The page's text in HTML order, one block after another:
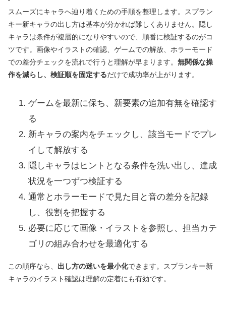
スムーズにキャラへ辿り着くための手順を整理します。スプラン
キー新キャラの出し方は基本が分かれば難しくありません。隠し
キャラは条件が複層的になりやすいので、順番に検証するのがコ
ツです。画像やイラストの確認、ゲームでの解放、ホラーモード
での差分チェックを流れで行うと理解が早まります。 無関係な操
作を減らし、検証順を固定するだけで成功率が上がります。
ゲームを最新に保ち、新要素の追加有無を確認す
る
新キャラの案内をチェックし、該当モードでプレ
イして解放する
隠しキャラはヒントとなる条件を洗い出し、達成
状況を一つずつ検証する
通常とホラーモードで見た目と音の差分を記録
し、役割を把握する
必要に応じて画像・イラストを参照し、担当カテ
ゴリの組み合わせを最適化する
この順序なら、 出し方の迷いを最小化できます。スプランキー新
キャラのイラスト確認は理解の定着にも有効です。